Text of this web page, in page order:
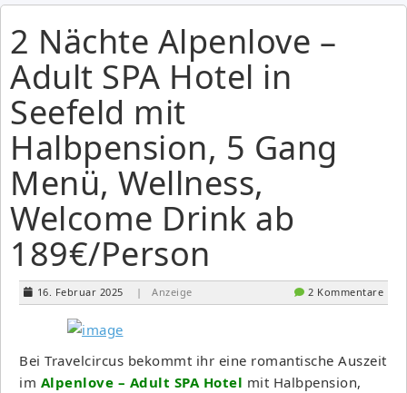
2 Nächte Alpenlove –
Adult SPA Hotel in
Seefeld mit
Halbpension, 5 Gang
Menü, Wellness,
Welcome Drink ab
189€/Person
16. Februar 2025 | Anzeige 2 Kommentare
Bei Travelcircus bekommt ihr eine romantische Auszeit
im Alpenlove – Adult SPA Hotel mit Halbpension,